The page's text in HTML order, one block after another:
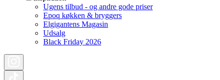
Ugens tilbud - og andre gode priser
Epoq køkken & bryggers
Elgigantens Magasin
Udsalg
Black Friday 2026